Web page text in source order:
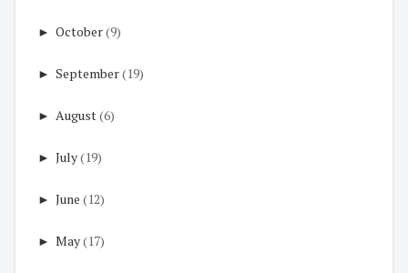
► October(9)
► September(19)
► August(6)
► July(19)
► June (12)
► May(17)